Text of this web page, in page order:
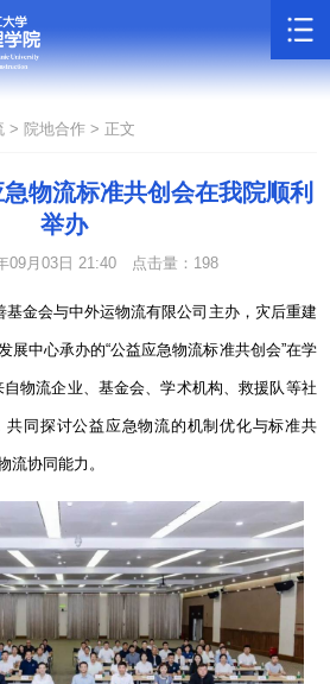
> 院地合作 > 正文
物流标准共创会在我院顺利
举办
09月03日 21:40 点击量： 198
基金会与中外运物流有限公司主办，灾后重建
展中心承办的“公益应急物流标准共创会”在学
自物流企业、基金会、学术机构、救援队等社
同探讨公益应急物流的机制优化与标准共
流协同能力。